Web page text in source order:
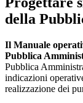
della
Il Manuale
Pubblica
Pubblica
indicazioni
realizzazione dei